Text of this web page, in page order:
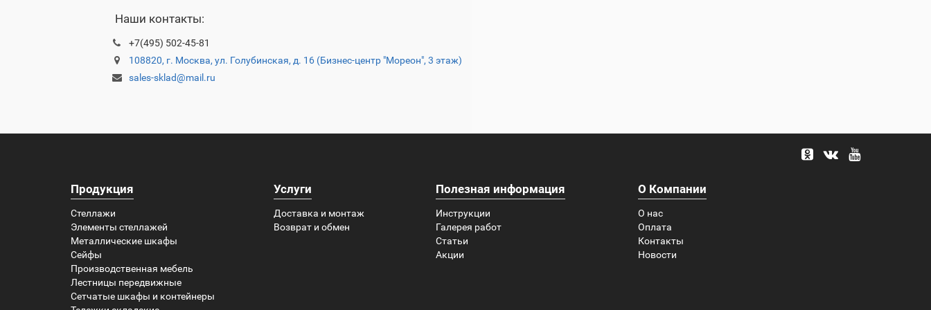
Наши контакты:
+7(495) 502-45-81
108820, г. Москва, ул. Голубинская, д. 16 (Бизнес-центр "Мореон", 3 этаж)
sales-sklad@mail.ru
Продукция
Стеллажи
Элементы стеллажей
Металлические шкафы
Сейфы
Производственная мебель
Лестницы передвижные
Сетчатые шкафы и контейнеры
Услуги
Доставка и монтаж
Возврат и обмен
Полезная информация
Инструкции
Галерея работ
Статьи
Акции
О Компании
О нас
Оплата
Контакты
Новости